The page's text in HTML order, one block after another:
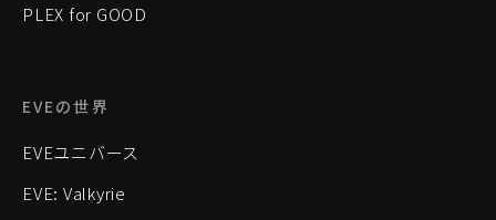
PLEX for GOOD
EVEの世界
EVEユニバース
EVE: Valkyrie